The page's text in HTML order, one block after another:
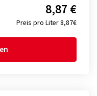
Preis pro Liter 8,87€
8,87 €